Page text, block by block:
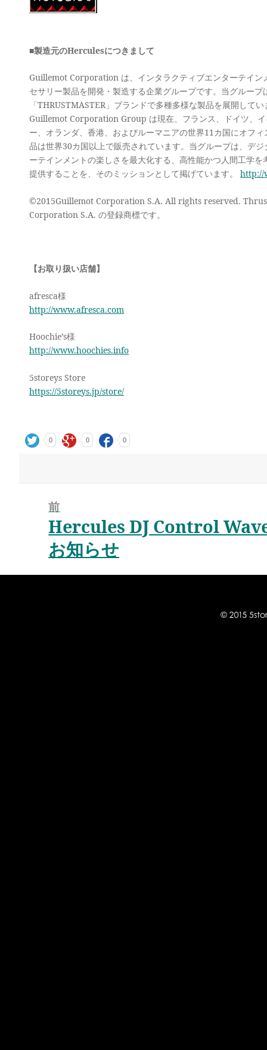
■製造元のHerculesにつきまして
Guillemot Corporation は、インタラクティブエンターテイン
セサリー製品を開発・製造する企業グループです。当グルー
「THRUSTMASTER」ブランドで多種多様な製品を展開して
Guillemot Corporation Group は現在、フランス、ドイツ、イ
ー、オランダ、香港、およびルーマニアの世界11カ国にオフ
品は世界30カ国以上で販売されています。当グループは、デ
ーテインメントの楽しさを最大化する、高性能かつ人間工学
提供することを、そのミッションとして掲げています。http://
©2015Guillemot Corporation S.A. All rights reserved.
Corporation S.A. の登録商標です。
【お取り扱い店舗】
afresca様
http://www.afresca.com
Hoochie’s様
http://www.hoochies.info
5storeys Store
https://5storeys.jp/store/
0 0 0
前
前
の
投
Hercules DJ Control
お知らせ